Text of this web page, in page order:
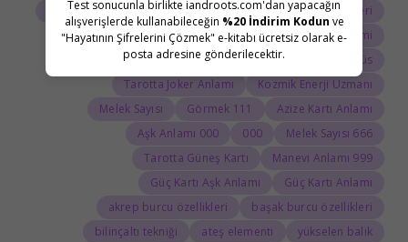
Test sonucunla birlikte iandroots.com'dan yapacağın
alışverişlerde kullanabileceğin %20 İndirim Kodun ve
"Hayatının Şifrelerini Çözmek" e-kitabı ücretsiz olarak e-
posta adresine gönderilecektir.
ThetaHealing semineri
Tarot Sembolleri
Tarot Açılımı
Jean Adrienne Arınma Sistemi
Uranüs burcu
Doğum haritasında Uranüs
Astroloji Sözlüğü
Kozmik Enerji Uzmanı
Tarotta Joker Anlamı
Azize Kartı Anlamı
111 Görmek
Melek Sayısı
666 Melek Sayısı
000
000 Aşk Anlamı
999 Manevi Anlamı
Tarotta Güneş Kartı
Güç Kartı Anlamı
Güç Kartı Aşk Anlamı
başak burcu özellikleri
akrep burcu özellikleri
yükselen balık
ateş elementi
bilinçaltı tekniği